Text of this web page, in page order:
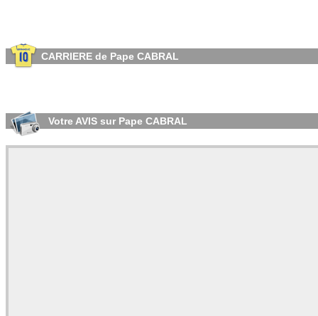
CARRIERE de Pape CABRAL
Votre AVIS sur Pape CABRAL